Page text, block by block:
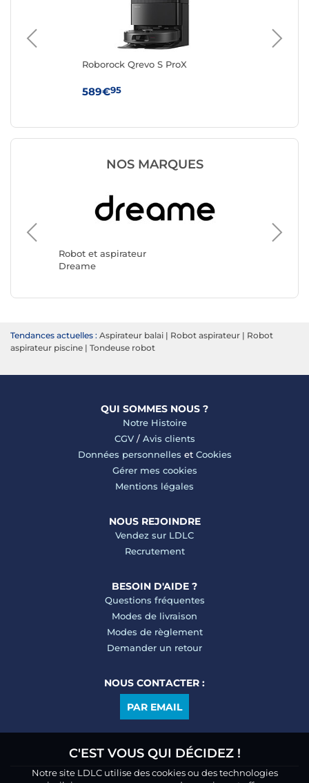
Roborock Qrevo S ProX
589€95
NOS MARQUES
Robot et aspirateur
Dreame
Robot
Tendances actuelles : Aspirateur balai | Robot aspirateur | Robot
aspirateur piscine | Tondeuse robot
QUI SOMMES NOUS ?
Notre Histoire
CGV/ Avis clients
Données personnelles et Cookies
Gérer mes cookies
Mentions légales
NOUS REJOINDRE
Vendez sur LDLC
Recrutement
BESOIN D'AIDE ?
Questions fréquentes
Modes de livraison
Modes de règlement
Demander un retour
NOUS CONTACTER :
PAR EMAIL
C'EST VOUS QUI DÉCIDEZ !
Notre site LDLC utilise des cookies ou des technologies